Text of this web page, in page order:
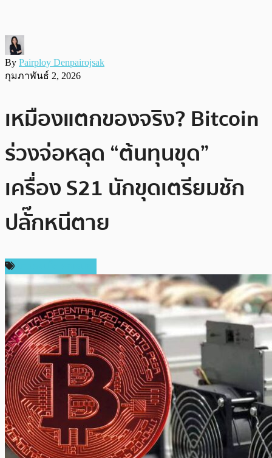
By Pairploy Denpairojsak
กุมภาพันธ์ 2, 2026
เหมืองแตกของจริง? Bitcoin
ร่วงจ่อหลุด “ต้นทุนขุด”
เครื่อง S21 นักขุดเตรียมชัก
ปลั๊กหนีตาย